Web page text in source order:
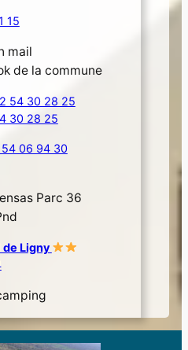
15
mail
de la commune
54 30 28 25
30 28 25
06 94 30
Parc 36
de Ligny